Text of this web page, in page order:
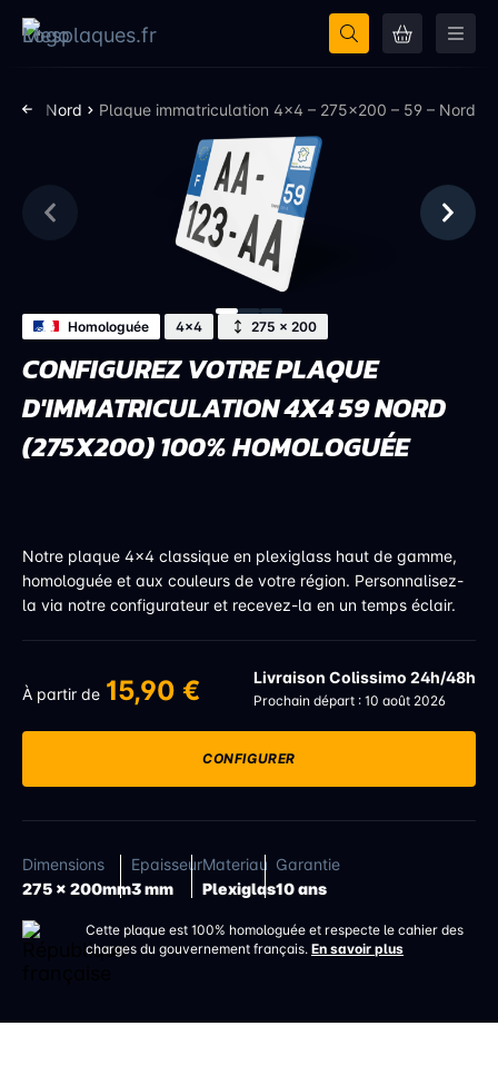
59 - Nord Plaque immatriculation 4×4 – 275×200 – 59 – Nord
Homologuée 4x4 275 × 200
CONFIGUREZ VOTRE PLAQUE
D'IMMATRICULATION 4X4 59 NORD
(275X200) 100% HOMOLOGUÉE
Notre plaque 4x4 classique en plexiglass haut de gamme,
homologuée et aux couleurs de votre région. Personnalisez-
la via notre configurateur et recevez-la en un temps éclair.
À partir de 15,90 € Livraison Colissimo 24h/48h
Prochain départ : 10 août 2026
CONFIGURER
Dimensions
275 x 200mm
Epaisseur
3 mm
Materiau
Plexiglas
Garantie
10 ans
Cette plaque est 100% homologuée et respecte le cahier des
charges du gouvernement français. En savoir plus